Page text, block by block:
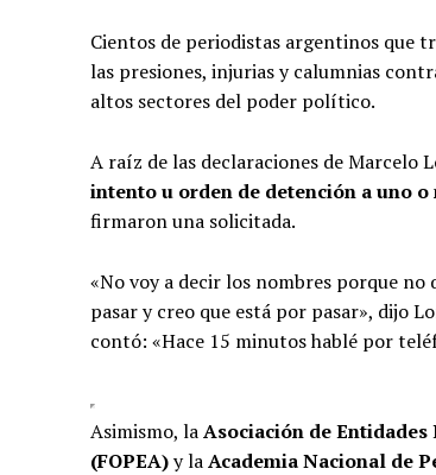
Cientos de periodistas argentinos que
las presiones, injurias y calumnias
altos sectores del poder político.
A raíz de las declaraciones de Marcelo
intento u orden de detención a uno
firmaron una solicitada.
«No voy a decir los nombres porque
pasar y creo que está por pasar», dijo
contó: «Hace 15 minutos hablé por
Asimismo, laAsociación de
(FOPEA)y laAcademia Nacional de